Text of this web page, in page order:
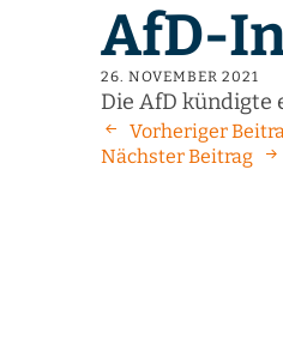
AfD-
26. NOVEMBER 2021
Die AfD kündigte
Vorheriger
Nächster Beitrag